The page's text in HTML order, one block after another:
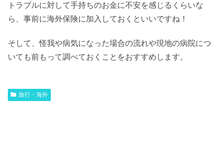
トラブルに対して手持ちのお金に不安を感じるくらいな
ら、事前に海外保険に加入しておくといいですね！
そして、怪我や病気になった場合の流れや現地の病院につ
いても前もって調べておくことをおすすめします。
旅行・海外